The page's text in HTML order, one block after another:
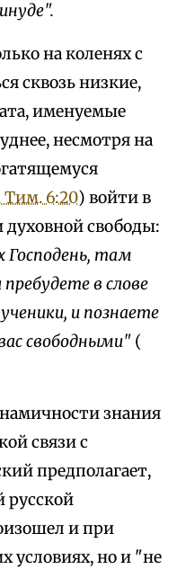
на коленях с
сквозь низкие,
именуемые
несмотря на
Тим. 6:20) войти в
свободы:
Господень, там
пребудете в слове
и познаете
свободными" (
знания
связи с
предполагает,
русской
и при
условиях, но и "не